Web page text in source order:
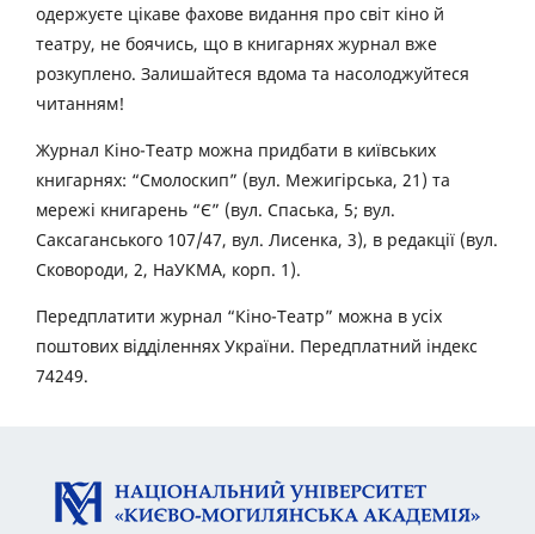
одержуєте цікаве фахове видання про світ кіно й
театру, не боячись, що в книгарнях журнал вже
розкуплено. Залишайтеся вдома та насолоджуйтеся
читанням!
Журнал Кіно-Театр можна придбати в київських
книгарнях: “Смолоскип” (вул. Межигірська, 21) та
мережі книгарень “Є” (вул. Спаська, 5; вул.
Саксаганського 107/47, вул. Лисенка, 3), в редакції (вул.
Сковороди, 2, НаУКМА, корп. 1).
Передплатити журнал “Кіно-Театр” можна в усіх
поштових відділеннях України. Передплатний індекс
74249.